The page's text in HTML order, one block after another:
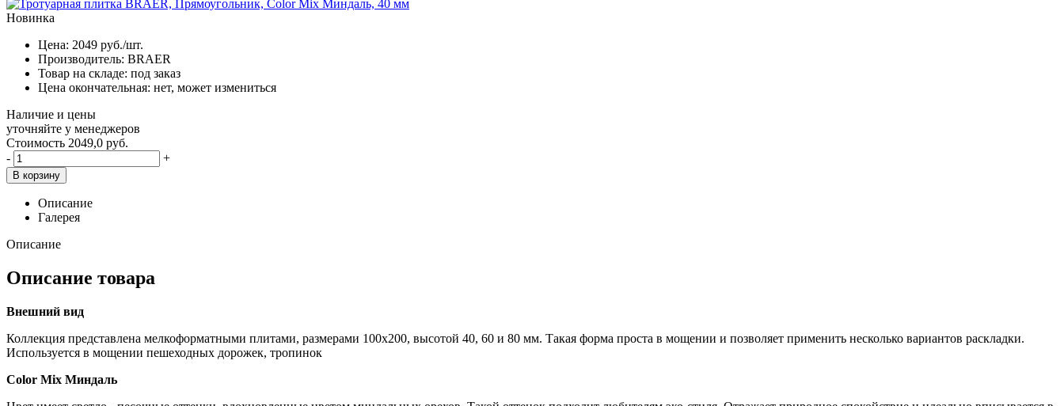
Новинка
Цена: 2049 руб./шт.
Производитель: BRAER
Товар на складе: под заказ
Цена окончательная: нет, может измениться
Наличие и цены
уточняйте у менеджеров
Стоимость 2049,0 руб.
-
+
В корзину
Описание
Галерея
Описание
Описание товара
Внешний вид
Коллекция представлена мелкоформатными плитами, размерами 100х200, высотой 40, 60 и 80 мм. Такая форма проста в мощении и позволяет применить несколько вариантов раскладки.
Используется в мощении пешеходных дорожек, тропинок
Color Mix Миндаль